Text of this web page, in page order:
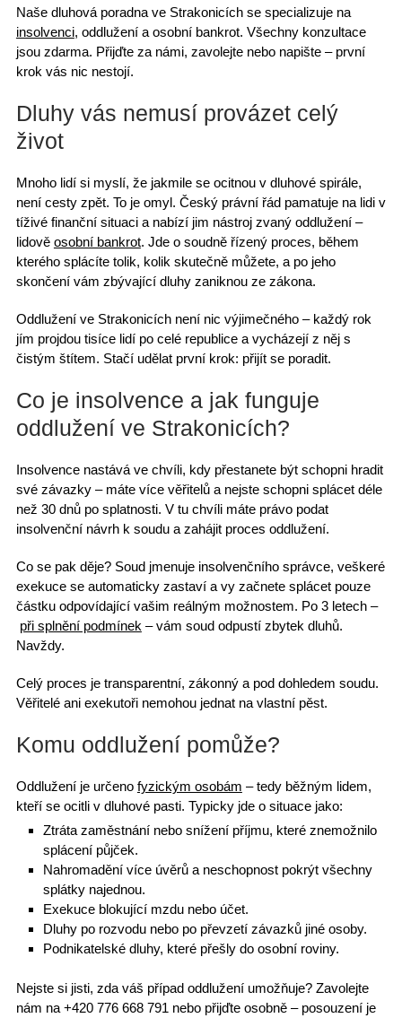
Naše dluhová poradna ve Strakonicíchse specializuje na
insolvenci, oddlužení a osobní bankrot. Všechny konzultace
jsou zdarma. Přijďte za námi, zavolejte nebo napište – první
krok vás nic nestojí.
Dluhy vás nemusí provázet celý
život
Mnoho lidí si myslí, že jakmile se ocitnou v dluhové spirále,
není cesty zpět. To je omyl. Český právní řád pamatuje na lidi v
tíživé finanční situacia nabízí jim nástroj zvaný oddlužení –
lidově osobní bankrot. Jde o soudně řízený proces, během
kterého splácíte tolik, kolik skutečně můžete, a po jeho
skončení vám zbývající dluhy zaniknouze zákona.
Oddlužení ve Strakonicíchnení nic výjimečného – každý rok
jím projdou tisíce lidípo celé republice a vycházejí z něj s
čistým štítem. Stačí udělat první krok: přijít se poradit.
Co je insolvence a jak funguje
oddlužení ve Strakonicích?
Insolvence nastává ve chvíli, kdy přestanete být schopni hradit
své závazky – máte více věřitelů a nejste schopni splácetdéle
než 30 dnů po splatnosti. V tu chvíli máte právo podat
insolvenční návrh k soudua zahájit proces oddlužení.
Co se pak děje? Soud jmenuje insolvenčního správce, veškeré
exekuce se automaticky zastavía vy začnete splácet pouze
částku odpovídající vašim reálným možnostem. Po 3 letech –
při splnění podmínek – vám soud odpustí zbytek dluhů.
Navždy.
Celý proces je transparentní, zákonný a pod dohledem soudu.
Věřitelé ani exekutoři nemohou jednat na vlastní pěst.
Komu oddlužení pomůže?
Oddlužení je určeno fyzickým osobám – tedy běžným lidem,
kteří se ocitli v dluhové pasti. Typicky jde o situace jako:
Ztráta zaměstnání nebo snížení příjmu, které znemožnilo
splácení půjček.
Nahromadění více úvěrů a neschopnost pokrýt všechny
splátky najednou.
Exekuce blokující mzdunebo účet.
Dluhy po rozvodu nebo po převzetí závazků jiné osoby.
Podnikatelské dluhy, které přešly do osobní roviny.
Nejste si jisti, zda váš případ oddlužení umožňuje? Zavolejte
nám na +420 776 668 791 nebo přijďte osobně – posouzení je